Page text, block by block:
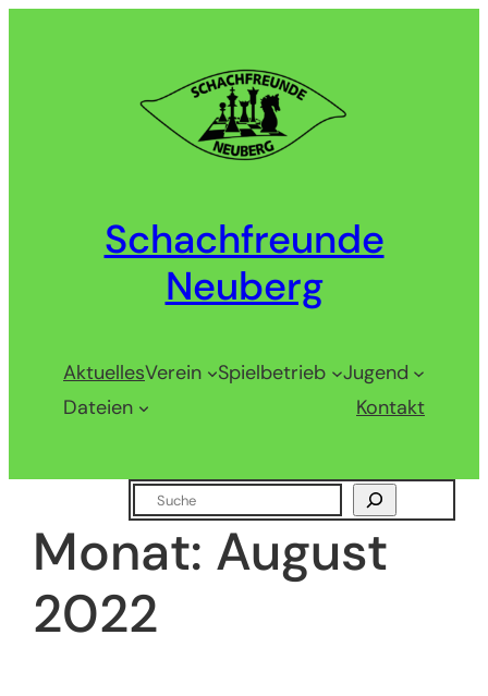
Schachfreunde
Neuberg
AktuellesVerein Spielbetrieb
Jugend
Dateien
Kontakt
Suchen
Monat: August
2022